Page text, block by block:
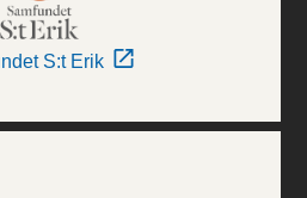
S:t Erik